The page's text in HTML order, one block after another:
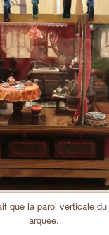
que la paroi verticale
arquée.